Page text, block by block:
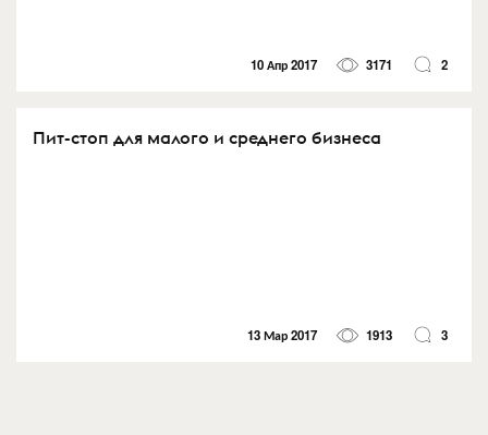
10 Апр 2017 3171 2
Пит-стоп для малого и среднего бизнеса
13 Мар 2017 1913 3